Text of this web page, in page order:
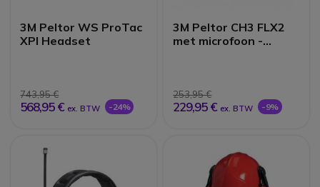
3M Peltor WS ProTac
XPI Headset
743,95 €
568,95 € ex. BTW -24%
3M Peltor CH3 FLX2
met microfoon -
253,95 €
229,95 € ex. BTW -9%